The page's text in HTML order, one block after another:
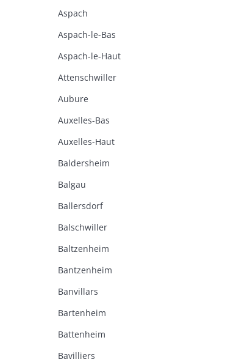
Aspach
Aspach-le-Bas
Aspach-le-Haut
Attenschwiller
Aubure
Auxelles-Bas
Auxelles-Haut
Baldersheim
Balgau
Ballersdorf
Balschwiller
Baltzenheim
Bantzenheim
Banvillars
Bartenheim
Battenheim
Bavilliers